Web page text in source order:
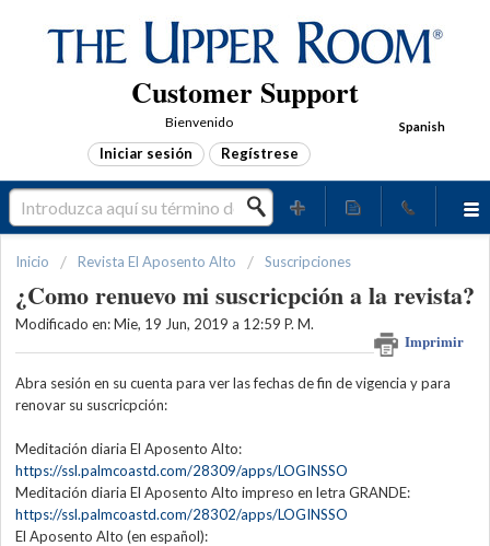
Customer Support
Spanish
Bienvenido
Iniciar sesión Regístrese
Inicio Revista El Aposento Alto Suscripciones
¿Como renuevo mi suscricpción a la revista?
Imprimir
Modificado en: Mie, 19 Jun, 2019 a 12:59 P. M.
Abra sesión en su cuenta para ver las fechas de fin de vigencia y para
renovar su suscricpción:
Meditación diaria El Aposento Alto:
https://ssl.palmcoastd.com/28309/apps/LOGINSSO
Meditación diaria El Aposento Alto impreso en letra GRANDE:
https://ssl.palmcoastd.com/28302/apps/LOGINSSO
El Aposento Alto (en español):